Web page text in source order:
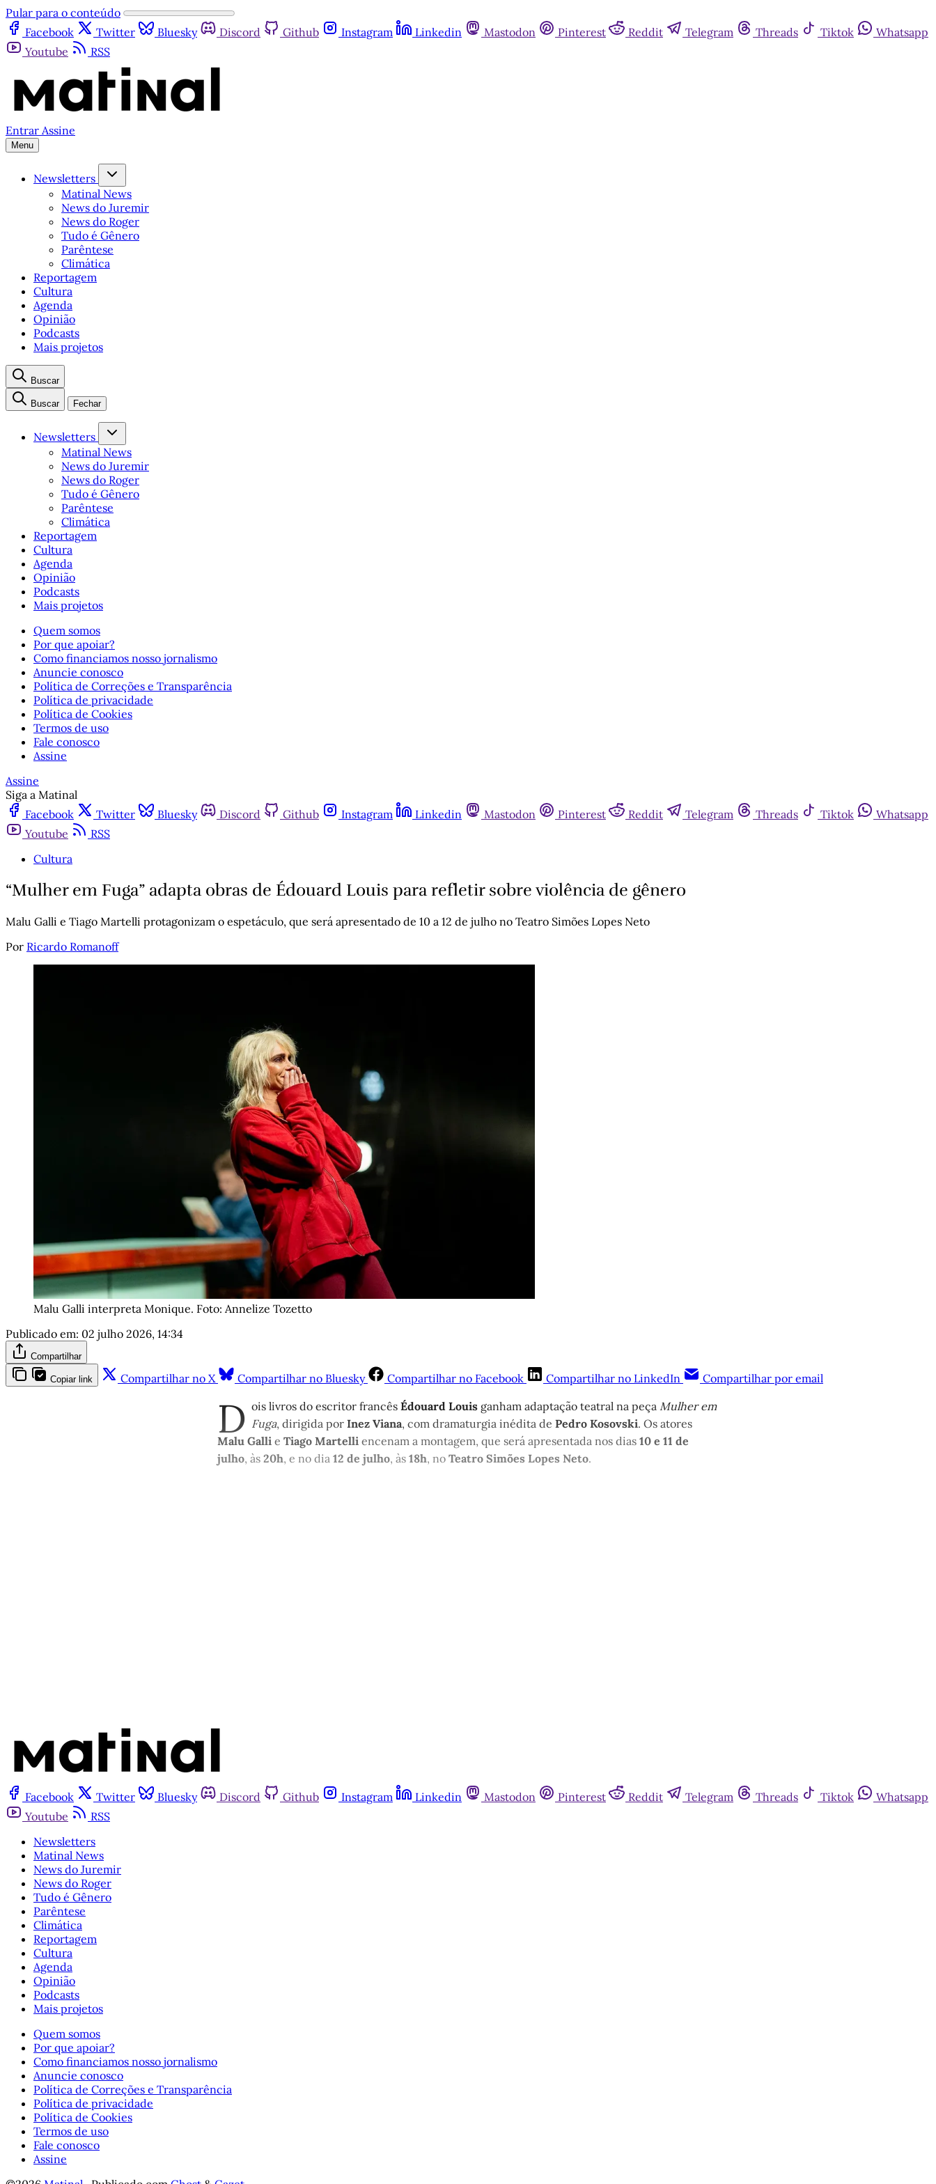
Pular para o conteúdo
Facebook
Twitter Bluesky Discord Github Instagram Linkedin Mastodon Pinterest Reddit Telegram Threads Tiktok
Whatsapp
Youtube
RSS
Entrar Assine
Menu
Newsletters
Matinal News
News do Juremir
News do Roger
Tudo é Gênero
Parêntese
Climática
Reportagem
Cultura
Agenda
Opinião
Podcasts
Mais projetos
Buscar
Buscar Fechar
Newsletters
Matinal News
News do Juremir
News do Roger
Tudo é Gênero
Parêntese
Climática
Reportagem
Cultura
Agenda
Opinião
Podcasts
Mais projetos
Quem somos
Por que apoiar?
Como financiamos nosso jornalismo
Anuncie conosco
Política de Correções e Transparência
Política de privacidade
Política de Cookies
Termos de uso
Fale conosco
Assine
Assine
Siga a Matinal
Facebook
Twitter Bluesky Discord Github Instagram Linkedin Mastodon Pinterest Reddit Telegram Threads Tiktok
Whatsapp
Youtube
RSS
Cultura
“Mulher em Fuga” adapta obras de Édouard Louis para refletir sobre violência de gênero
Malu Galli e Tiago Martelli protagonizam o espetáculo, que será apresentado de 10 a 12 de julho no Teatro Simões Lopes Neto
Por Ricardo Romanoff
Malu Galli interpreta Monique. Foto: Annelize Tozetto
Publicado em: 02 julho 2026, 14:34
Compartilhar
Copiar link Compartilhar no X Compartilhar no Bluesky Compartilhar no Facebook Compartilhar no LinkedIn Compartilhar por email
D ois livros do escritor francês Édouard Louis ganham adaptação teatral na peça Mulher em
Fuga, dirigida por Inez Viana, com dramaturgia inédita de Pedro Kosovski. Os atores
Malu Galli e Tiago Martelli encenam a montagem, que será apresentada nos dias 10 e 11 de
julho, às 20h, e no dia 12 de julho, às 18h, no Teatro Simões Lopes Neto.
Facebook Twitter Bluesky Discord Github Instagram Linkedin Mastodon Pinterest Reddit Telegram Threads Tiktok
Whatsapp
Youtube
RSS
Newsletters
Matinal News
News do Juremir
News do Roger
Tudo é Gênero
Parêntese
Climática
Reportagem
Cultura
Agenda
Opinião
Podcasts
Mais projetos
Quem somos
Por que apoiar?
Como financiamos nosso jornalismo
Anuncie conosco
Política de Correções e Transparência
Política de privacidade
Política de Cookies
Termos de uso
Fale conosco
Assine